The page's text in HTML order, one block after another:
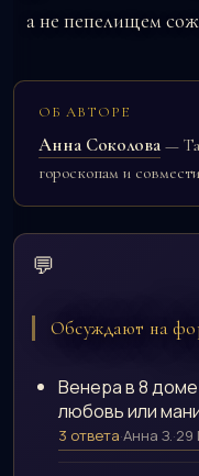
а не пепелищем
ОБ АВТОРЕ
Анна Соколова —
гороскопам и
💬
Обсуждают на
Венера в 8
любовь или
3 ответа·Анна З.·29